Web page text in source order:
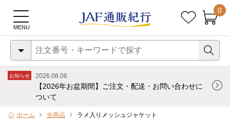
0
お知らせ 2026.08.06
【2026年お盆期間】ご注文・配送・お問い合わせに
ついて
ホーム 全商品 ラメ入りメッシュジャケット